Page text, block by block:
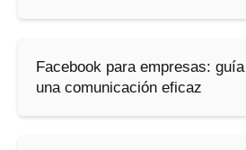
Facebook para empresas:
una comunicación eficaz